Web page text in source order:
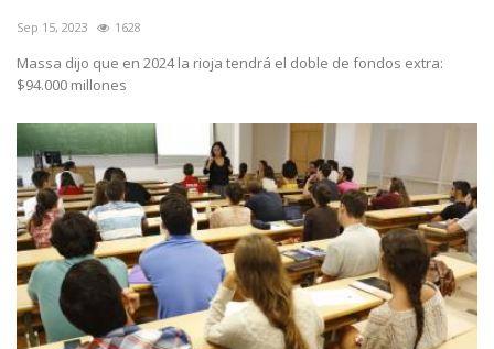
Sep 15, 2023 1628
Massa dijo que en 2024 la rioja tendrá el doble de fondos extra:
$94.000 millones